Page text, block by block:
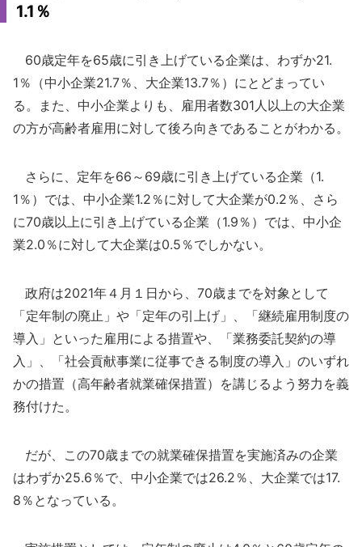
1.1％
60歳定年を65歳に引き上げている企業は、わずか21.
1％（中小企業21.7％、大企業13.7％）にとどまってい
る。また、中小企業よりも、雇用者数301人以上の大企業
の方が高齢者雇用に対して後ろ向きであることがわかる。
さらに、定年を66～69歳に引き上げている企業（1.
1％）では、中小企業1.2％に対して大企業が0.2％、さら
に70歳以上に引き上げている企業（1.9％）では、中小企
業2.0％に対して大企業は0.5％でしかない。
政府は2021年４月１日から、70歳までを対象として
「定年制の廃止」や「定年の引上げ」、「継続雇用制度の
導入」といった雇用による措置や、「業務委託契約の導
入」、「社会貢献事業に従事できる制度の導入」のいずれ
かの措置（高年齢者就業確保措置）を講じるよう努力を義
務付けた。
だが、この70歳までの就業確保措置を実施済みの企業
はわずか25.6％で、中小企業では26.2％、大企業では17.
8％となっている。